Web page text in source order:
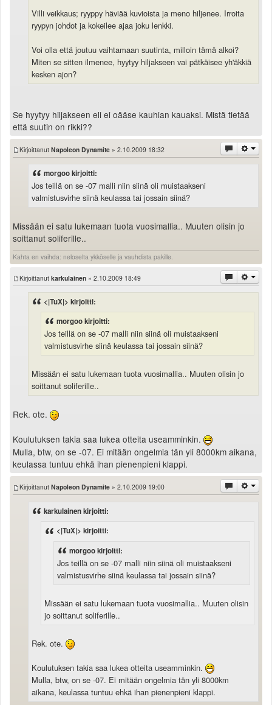
Villi veikkaus; ryyppy häviää kuvioista ja meno hiljenee. Irroita
ryypyn johdot ja kokeilee ajaa joku lenkki.
Voi olla että joutuu vaihtamaan suutinta, milloin tämä alkoi?
Miten se sitten ilmenee, hyytyy hiljakseen vai pätkäisee yh'äkkiä
kesken ajon?
Se hyytyy hiljakseen eli ei oääse kauhian kauaksi. Mistä tietää
että suutin on rikki??
Kirjoittanut Napoleon Dynamite » 2.10.2009 18:32
morgoo kirjoitti:
Jos teillä on se -07 malli niin siinä oli muistaakseni
valmistusvirhe siinä keulassa tai jossain siinä?
Missään ei satu lukemaan tuota vuosimallia.. Muuten olisin jo
soittanut soliferille..
Kahta en vaihda: neloselta ykköselle ja vauhdista pakille.
Kirjoittanut karkulainen » 2.10.2009 18:49
<|TuX|> kirjoitti:
morgoo kirjoitti:
Jos teillä on se -07 malli niin siinä oli muistaakseni
valmistusvirhe siinä keulassa tai jossain siinä?
Missään ei satu lukemaan tuota vuosimallia.. Muuten olisin jo
soittanut soliferille..
Rek. ote.
Koulutuksen takia saa lukea otteita useamminkin.
Mulla, btw, on se -07. Ei mitään ongelmia tän yli 8000km aikana,
keulassa tuntuu ehkä ihan pienenpieni klappi.
Kirjoittanut Napoleon Dynamite » 2.10.2009 19:00
karkulainen kirjoitti:
<|TuX|> kirjoitti:
morgoo kirjoitti:
Jos teillä on se -07 malli niin siinä oli muistaakseni
valmistusvirhe siinä keulassa tai jossain siinä?
Missään ei satu lukemaan tuota vuosimallia.. Muuten olisin
jo soittanut soliferille..
Rek. ote.
Koulutuksen takia saa lukea otteita useamminkin.
Mulla, btw, on se -07. Ei mitään ongelmia tän yli 8000km
aikana, keulassa tuntuu ehkä ihan pienenpieni klappi.